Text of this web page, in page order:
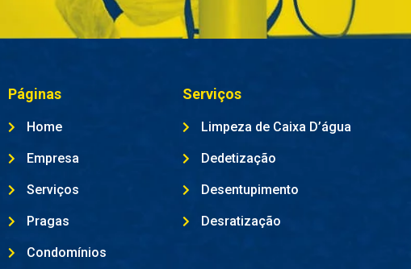
Páginas
Home
Empresa
Serviços
Pragas
Condomínios
Serviços
Limpeza de Caixa D’água
Dedetização
Desentupimento
Desratização